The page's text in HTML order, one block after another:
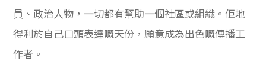
員、政治人物，一切都有幫助一個社區或組織。佢地
得利於自己口頭表達嘅天份，願意成為出色嘅傳播工
作者。